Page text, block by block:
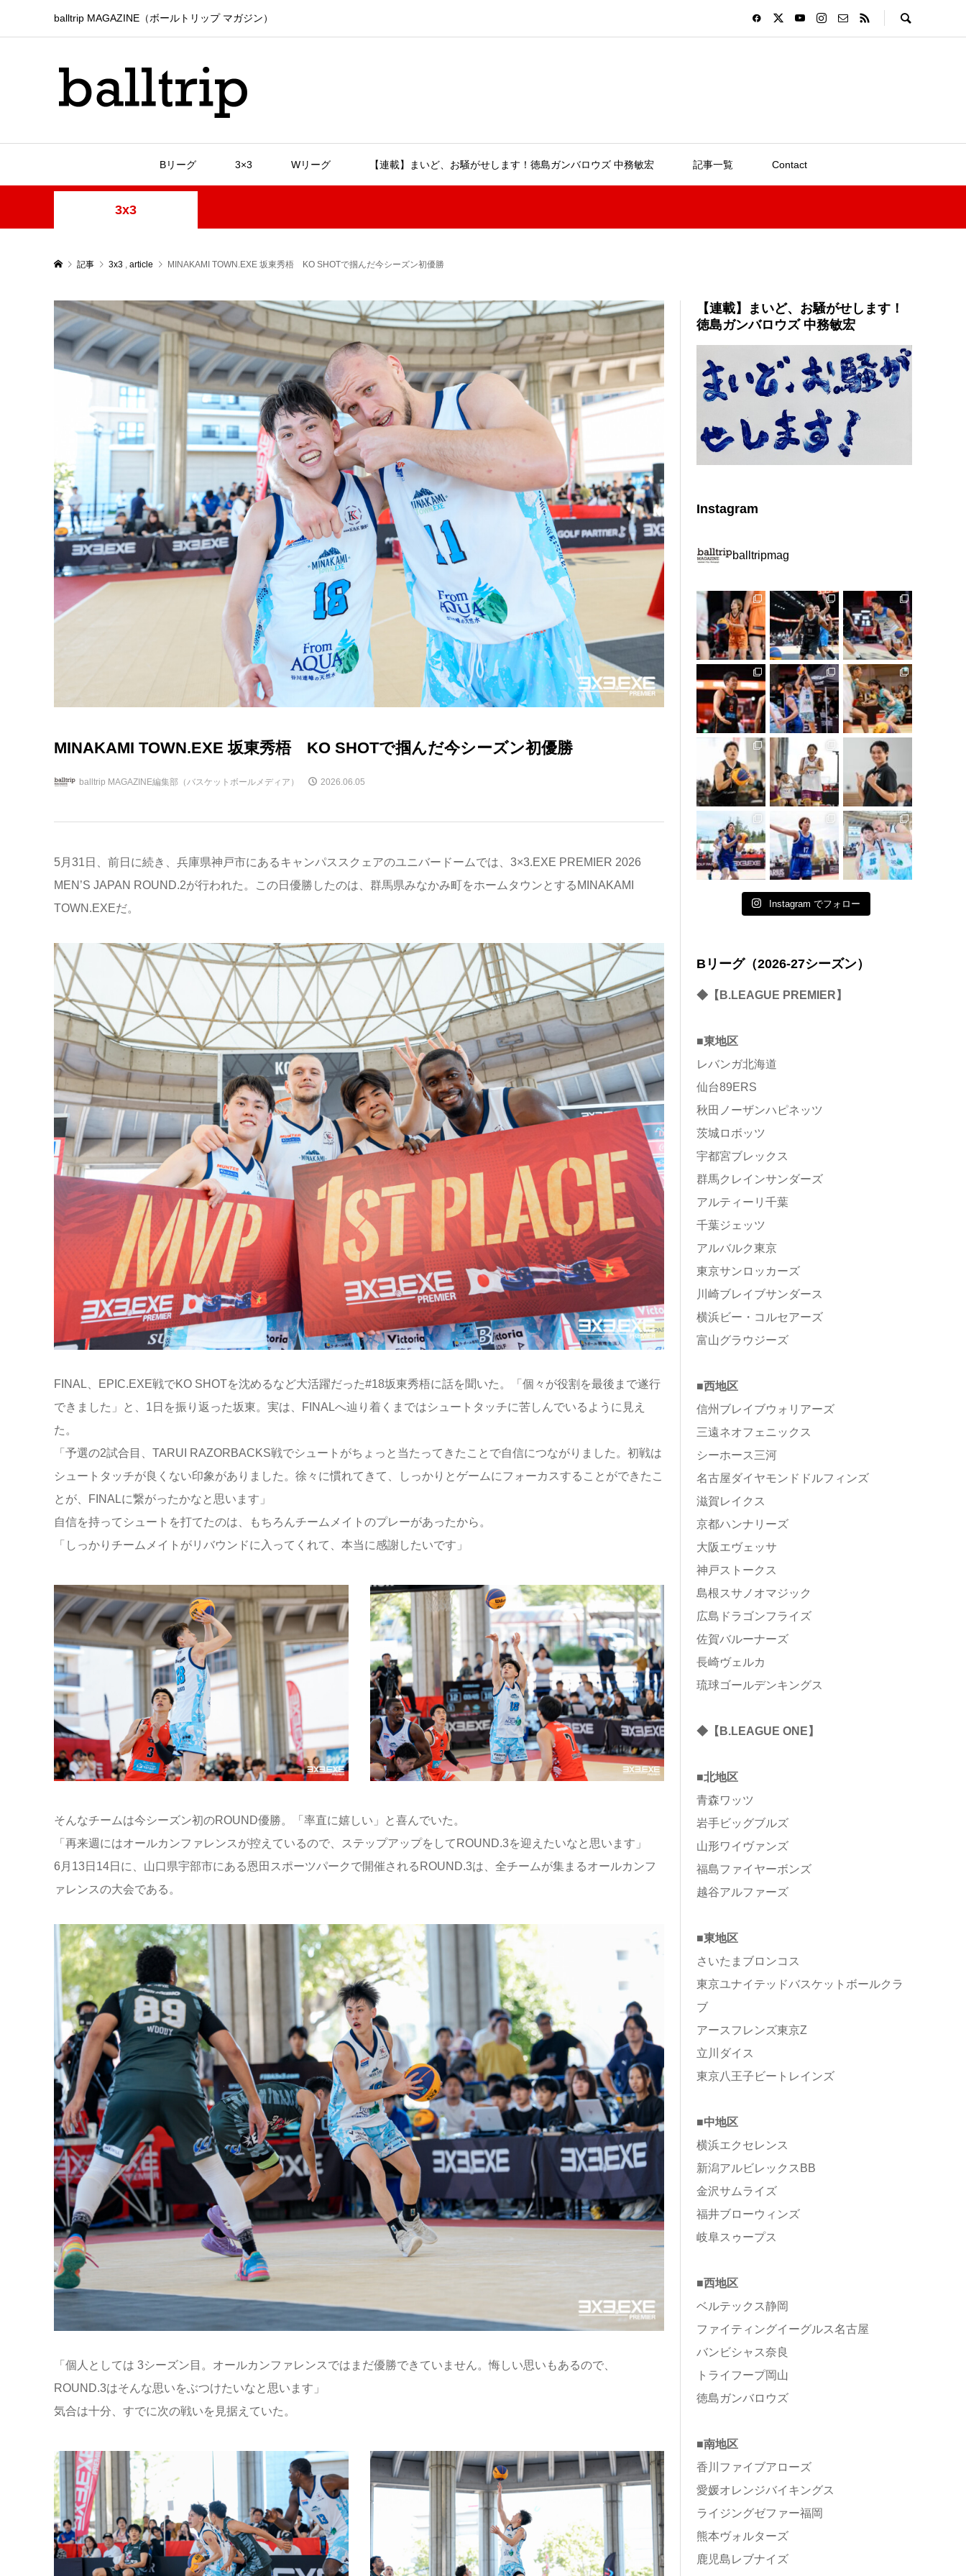
balltrip MAGAZINE（ボールトリップ マガジン）
Bリーグ 3×3 Wリーグ 【連載】まいど、お騒がせします！徳島ガンバロウズ 中務敏宏 記事一覧 Contact
3x3
記事 3x3 , article MINAKAMI TOWN.EXE 坂東秀梧 KO SHOTで掴んだ今シーズン初優勝
MINAKAMI TOWN.EXE 坂東秀梧 KO SHOTで掴んだ今シーズン初優勝
balltrip MAGAZINE編集部（バスケットボールメディア） 2026.06.05
5月31日、前日に続き、兵庫県神戸市にあるキャンパススクェアのユニバードームでは、3×3.EXE PREMIER 2026
MEN’S JAPAN ROUND.2が行われた。この日優勝したのは、群馬県みなかみ町をホームタウンとするMINAKAMI
TOWN.EXEだ。
FINAL、EPIC.EXE戦でKO SHOTを沈めるなど大活躍だった#18坂東秀梧に話を聞いた。「個々が役割を最後まで遂行
できました」と、1日を振り返った坂東。実は、FINALへ辿り着くまではシュートタッチに苦しんでいるように見え
た。
「予選の2試合目、TARUI RAZORBACKS戦でシュートがちょっと当たってきたことで自信につながりました。初戦は
シュートタッチが良くない印象がありました。徐々に慣れてきて、しっかりとゲームにフォーカスすることができたこ
とが、FINALに繋がったかなと思います」
自信を持ってシュートを打てたのは、もちろんチームメイトのプレーがあったから。
「しっかりチームメイトがリバウンドに入ってくれて、本当に感謝したいです」
そんなチームは今シーズン初のROUND優勝。「率直に嬉しい」と喜んでいた。
「再来週にはオールカンファレンスが控えているので、ステップアップをしてROUND.3を迎えたいなと思います」
6月13日14日に、山口県宇部市にある恩田スポーツパークで開催されるROUND.3は、全チームが集まるオールカンフ
ァレンスの大会である。
「個人としては 3シーズン目。オールカンファレンスではまだ優勝できていません。悔しい思いもあるので、
ROUND.3はそんな思いをぶつけたいなと思います」
気合は十分、すでに次の戦いを見据えていた。
【連載】まいど、お騒がせします！
徳島ガンバロウズ 中務敏宏
Instagram
balltripmag
Instagram でフォロー
Bリーグ（2026-27シーズン）
◆【B.LEAGUE PREMIER】
■東地区
レバンガ北海道
仙台89ERS
秋田ノーザンハピネッツ
茨城ロボッツ
宇都宮ブレックス
群馬クレインサンダーズ
アルティーリ千葉
千葉ジェッツ
アルバルク東京
東京サンロッカーズ
川崎ブレイブサンダース
横浜ビー・コルセアーズ
富山グラウジーズ
■西地区
信州ブレイブウォリアーズ
三遠ネオフェニックス
シーホース三河
名古屋ダイヤモンドドルフィンズ
滋賀レイクス
京都ハンナリーズ
大阪エヴェッサ
神戸ストークス
島根スサノオマジック
広島ドラゴンフライズ
佐賀バルーナーズ
長崎ヴェルカ
琉球ゴールデンキングス
◆【B.LEAGUE ONE】
■北地区
青森ワッツ
岩手ビッグブルズ
山形ワイヴァンズ
福島ファイヤーボンズ
越谷アルファーズ
■東地区
さいたまブロンコス
東京ユナイテッドバスケットボールクラ
ブ
アースフレンズ東京Z
立川ダイス
東京八王子ビートレインズ
■中地区
横浜エクセレンス
新潟アルビレックスBB
金沢サムライズ
福井ブローウィンズ
岐阜スゥープス
■西地区
ベルテックス静岡
ファイティングイーグルス名古屋
バンビシャス奈良
トライフープ岡山
徳島ガンバロウズ
■南地区
香川ファイブアローズ
愛媛オレンジバイキングス
ライジングゼファー福岡
熊本ヴォルターズ
鹿児島レブナイズ